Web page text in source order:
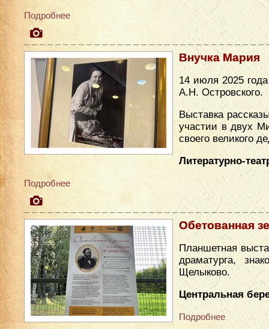
Подробнее
Внучка Мария
14 июля 2025
А.Н. Островского.
Выставка
участии в двух
своего великого
Литературно-
Подробнее
Обетованная
Планшетная
драматурга,
Щелыково.
Центральная
Подробнее